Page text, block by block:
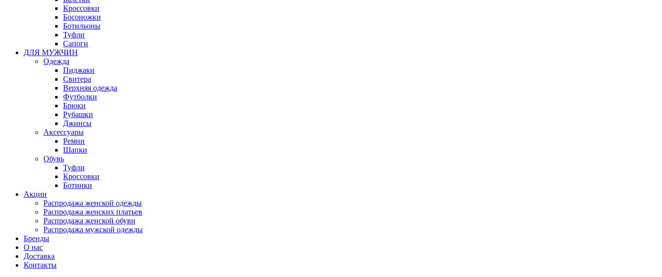
Кроссовки
Босоножки
Ботильоны
Туфли
Сапоги
ДЛЯ МУЖЧИН
Одежда
Пиджаки
Свитера
Верхняя одежда
Футболки
Брюки
Рубашки
Джинсы
Аксессуары
Ремни
Шапки
Обувь
Туфли
Кроссовки
Ботинки
Акции
Распродажа женской одежды
Распродажа женских платьев
Распродажа женской обуви
Распродажа мужской одежды
Бренды
О нас
Доставка
Контакты